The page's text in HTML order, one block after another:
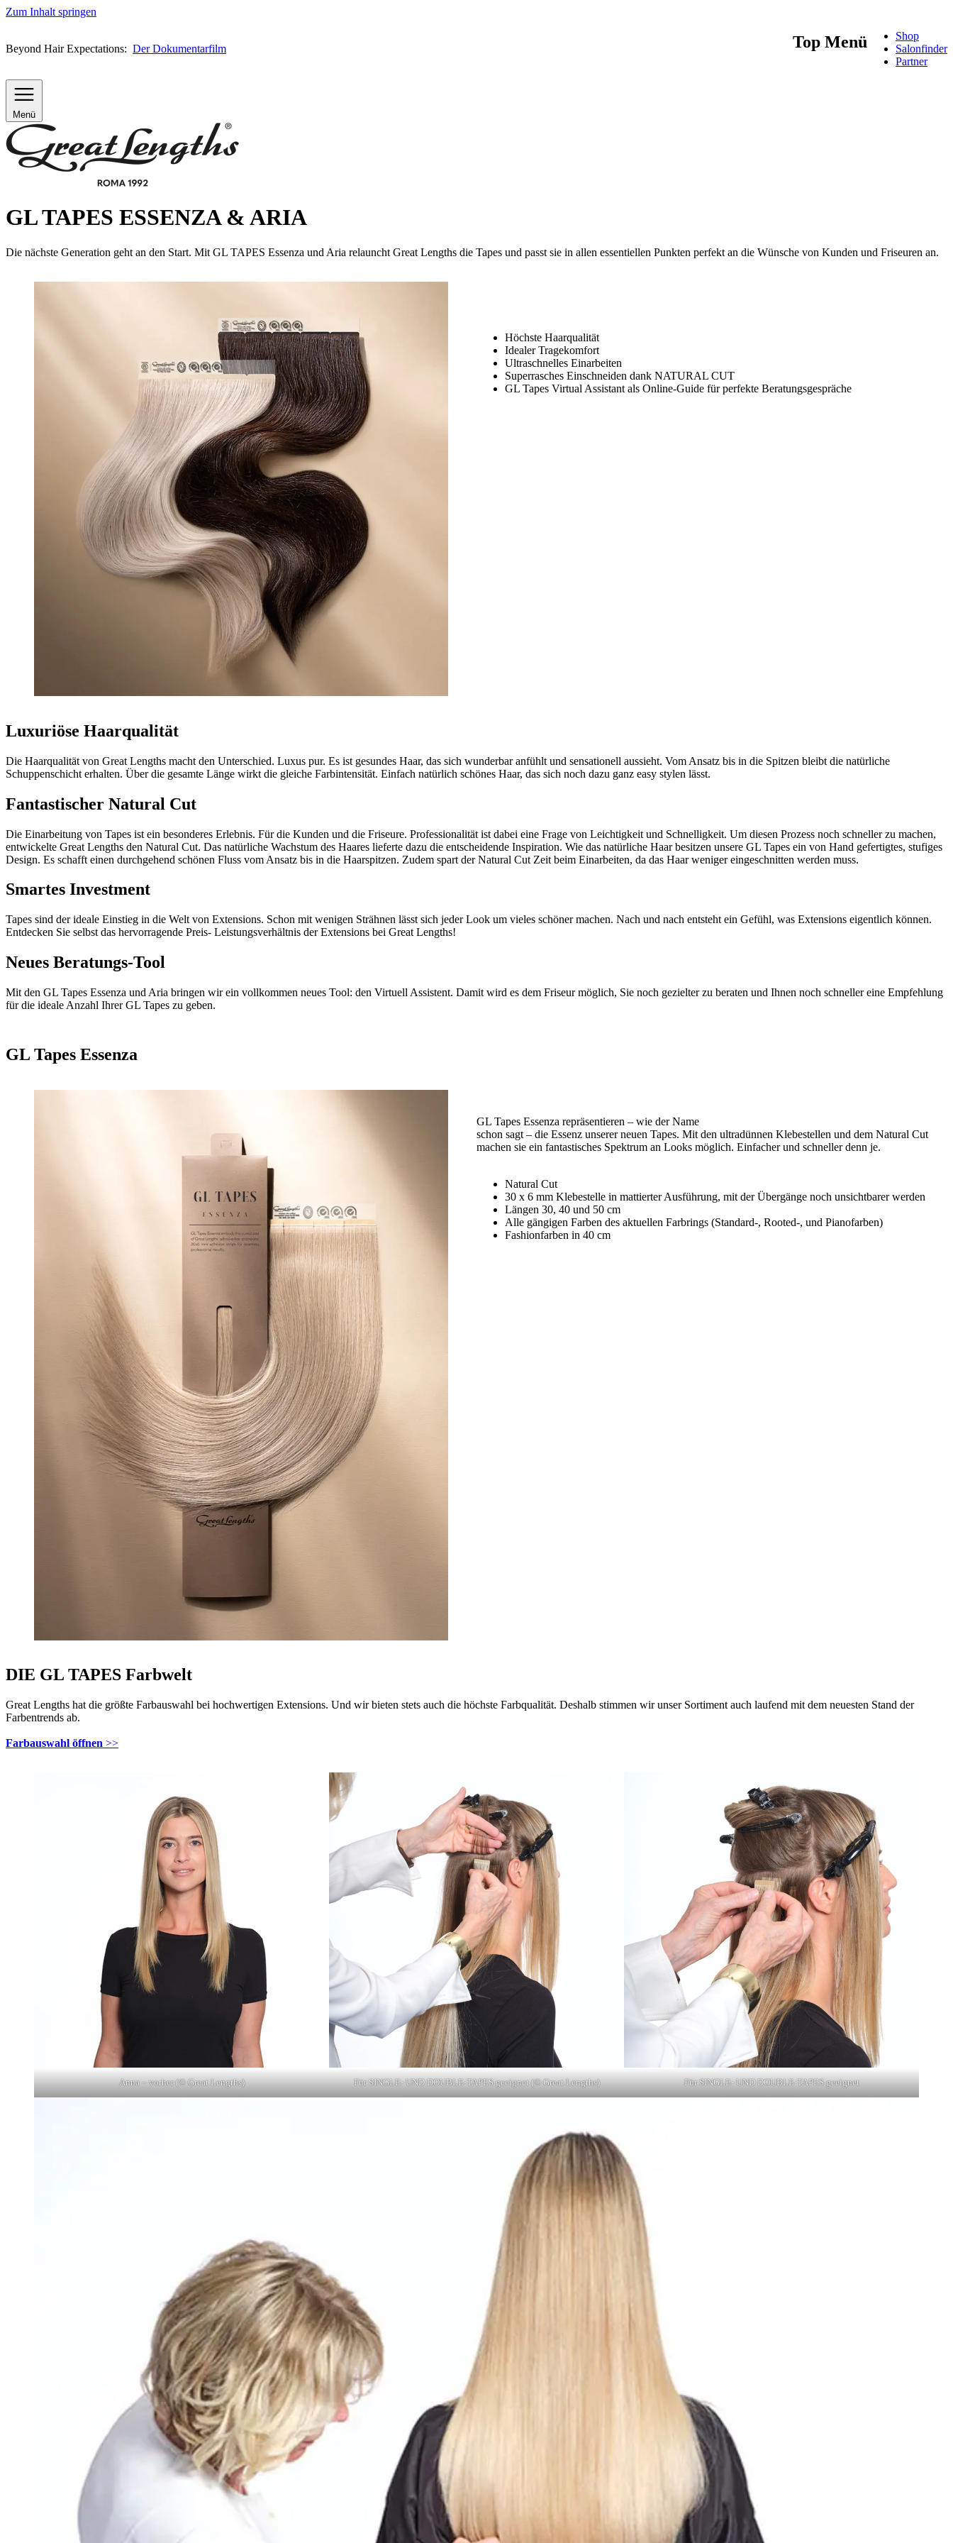
Zum Inhalt springen
Beyond Hair Expectations: Der Dokumentarfilm Top Menü
Shop
Salonfinder
Partner
Menü
GL TAPES ESSENZA & ARIA
Die nächste Generation geht an den Start. Mit GL TAPES Essenza und Aria relauncht Great Lengths die Tapes und passt sie in allen essentiellen Punkten perfekt an die Wünsche von Kunden und Friseuren an.
Höchste Haarqualität
Idealer Tragekomfort
Ultraschnelles Einarbeiten
Superrasches Einschneiden dank NATURAL CUT
GL Tapes Virtual Assistant als Online-Guide für perfekte Beratungsgespräche
Luxuriöse Haarqualität
Die Haarqualität von Great Lengths macht den Unterschied. Luxus pur. Es ist gesundes Haar, das sich wunderbar anfühlt und sensationell aussieht. Vom Ansatz bis in die Spitzen bleibt die natürliche
Schuppenschicht erhalten. Über die gesamte Länge wirkt die gleiche Farbintensität. Einfach natürlich schönes Haar, das sich noch dazu ganz easy stylen lässt.
Fantastischer Natural Cut
Die Einarbeitung von Tapes ist ein besonderes Erlebnis. Für die Kunden und die Friseure. Professionalität ist dabei eine Frage von Leichtigkeit und Schnelligkeit. Um diesen Prozess noch schneller zu machen,
entwickelte Great Lengths den Natural Cut. Das natürliche Wachstum des Haares lieferte dazu die entscheidende Inspiration. Wie das natürliche Haar besitzen unsere GL Tapes ein von Hand gefertigtes, stufiges
Design. Es schafft einen durchgehend schönen Fluss vom Ansatz bis in die Haarspitzen. Zudem spart der Natural Cut Zeit beim Einarbeiten, da das Haar weniger eingeschnitten werden muss.
Smartes Investment
Tapes sind der ideale Einstieg in die Welt von Extensions. Schon mit wenigen Strähnen lässt sich jeder Look um vieles schöner machen. Nach und nach entsteht ein Gefühl, was Extensions eigentlich können.
Entdecken Sie selbst das hervorragende Preis- Leistungsverhältnis der Extensions bei Great Lengths!
Neues Beratungs-Tool
Mit den GL Tapes Essenza und Aria bringen wir ein vollkommen neues Tool: den Virtuell Assistent. Damit wird es dem Friseur möglich, Sie noch gezielter zu beraten und Ihnen noch schneller eine Empfehlung
für die ideale Anzahl Ihrer GL Tapes zu geben.
GL Tapes Essenza
GL Tapes Essenza repräsentieren – wie der Name
schon sagt – die Essenz unserer neuen Tapes. Mit den ultradünnen Klebestellen und dem Natural Cut
machen sie ein fantastisches Spektrum an Looks möglich. Einfacher und schneller denn je.
Natural Cut
30 x 6 mm Klebestelle in mattierter Ausführung, mit der Übergänge noch unsichtbarer werden
Längen 30, 40 und 50 cm
Alle gängigen Farben des aktuellen Farbrings (Standard-, Rooted-, und Pianofarben)
Fashionfarben in 40 cm
DIE GL TAPES Farbwelt
Great Lengths hat die größte Farbauswahl bei hochwertigen Extensions. Und wir bieten stets auch die höchste Farbqualität. Deshalb stimmen wir unser Sortiment auch laufend mit dem neuesten Stand der
Farbentrends ab.
Farbauswahl öffnen >>
Anna – vorher (© Great Lengths) Für SINGLE- UND DOUBLE-TAPES geeignet (© Great Lengths) Für SINGLE- UND DOUBLE-TAPES geeignet